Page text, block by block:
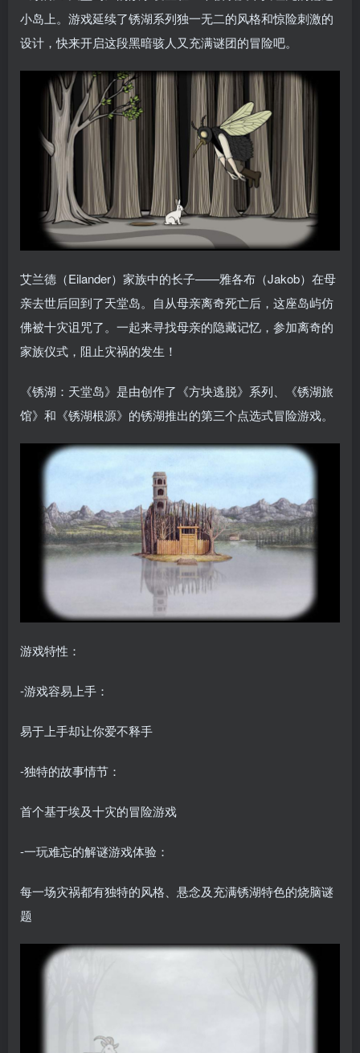
小岛上。游戏延续了锈湖系列独一无二的风格和惊险刺激的
设计，快来开启这段黑暗骇人又充满谜团的冒险吧。
艾兰德（Eilander）家族中的长子——雅各布（Jakob）在母
亲去世后回到了天堂岛。自从母亲离奇死亡后，这座岛屿仿
佛被十灾诅咒了。一起来寻找母亲的隐藏记忆，参加离奇的
家族仪式，阻止灾祸的发生！
《锈湖：天堂岛》是由创作了《方块逃脱》系列、《锈湖旅
馆》和《锈湖根源》的锈湖推出的第三个点选式冒险游戏。
游戏特性：
-游戏容易上手：
易于上手却让你爱不释手
-独特的故事情节：
首个基于埃及十灾的冒险游戏
-一玩难忘的解谜游戏体验：
每一场灾祸都有独特的风格、悬念及充满锈湖特色的烧脑谜
题